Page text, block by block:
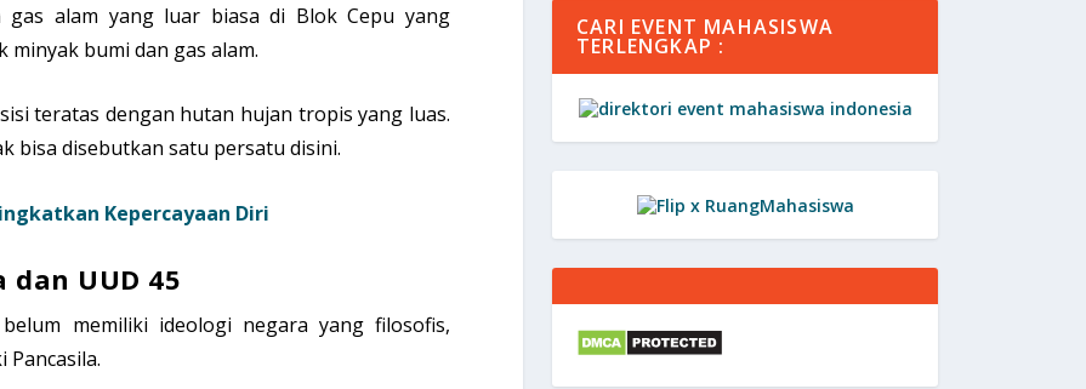
gas alam yang luar biasa di Blok Cepu yang
bumi dan gas alam.
teratas dengan hutan hujan tropis yang luas.
bisa disebutkan satu persatu disini.
Kepercayaan Diri
dan UUD 45
memiliki ideologi negara yang filosofis,
CARI EVENT MAHASISWA
TERLENGKAP :